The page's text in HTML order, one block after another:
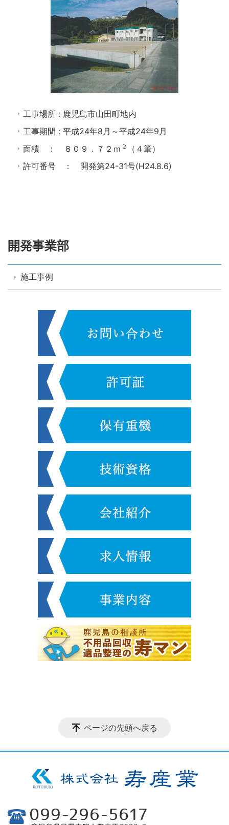
工事場所 : 鹿児島市山田町地内
工事期間 : 平成24年8月～平成24年9月
面積 ： ８０９．７２ｍ ２
（４筆）
許可番号 ： 開発第24-31号(H24.8.6)
開発事業部
施工事例
ページの先頭へ戻る